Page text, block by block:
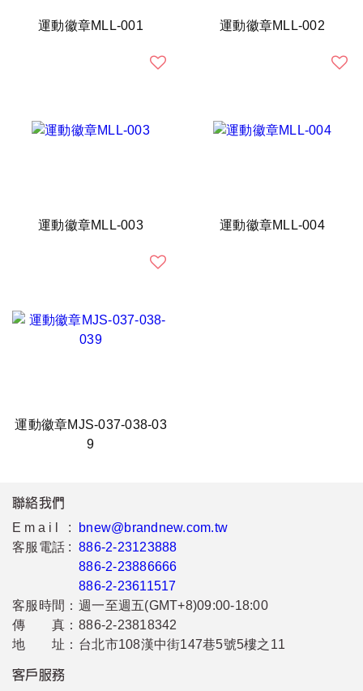
運動徽章MLL-001 運動徽章MLL-002
運動徽章MLL-003 運動徽章MLL-004
運動徽章MJS-037-038-03
9
聯絡我們
Email :
bnew@brandnew.com.tw
客服電話 : 886-2-23123888
886-2-23886666
886-2-23611517
客服時間： 週一至週五(GMT+8)09:00-18:00
傳 真： 886-2-23818342
地 址： 台北市108漢中街147巷5號5樓之11
客戶服務